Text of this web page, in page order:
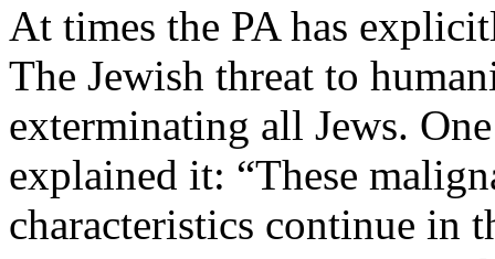
At times the PA has
The Jewish threat to
exterminating all Jews.
explained it: “These
characteristics continue in